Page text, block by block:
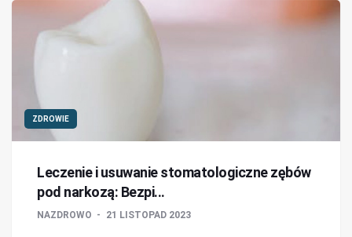
ZDROWIE
Leczenie i usuwanie stomatologiczne zębów
pod narkozą: Bezpi...
NAZDROWO 21 LISTOPAD 2023